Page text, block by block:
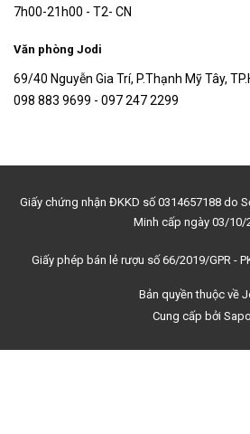
7h00-21h00 - T2- CN
Văn phòng Jodi
69/40 Nguyễn Gia Trí, P.Thạnh Mỹ Tây,
098 883 9699 - 097 247 2299
Giấy chứng nhận ĐKKD số 0314657188 do
Minh cấp ngày 03/10/
Giấy phép bán lẻ rượu số 66/2019/GPR -
Bản quyền thuộc về
Cung cấp bởi Sapo